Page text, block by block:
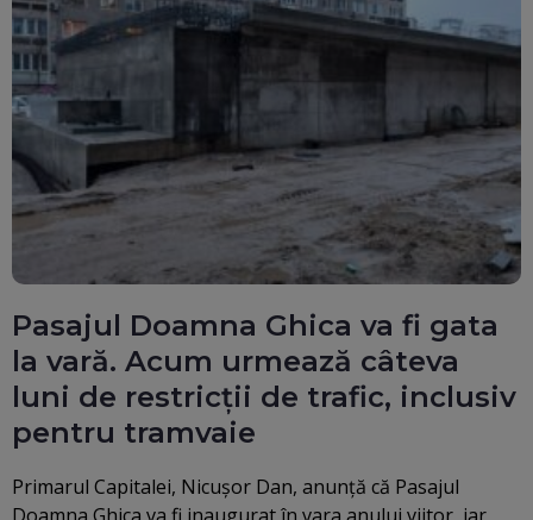
Pasajul Doamna Ghica va fi gata
la vară. Acum urmează câteva
luni de restricţii de trafic, inclusiv
pentru tramvaie
Primarul Capitalei, Nicuşor Dan, anunţă că Pasajul
Doamna Ghica va fi inaugurat în vara anului viitor, iar